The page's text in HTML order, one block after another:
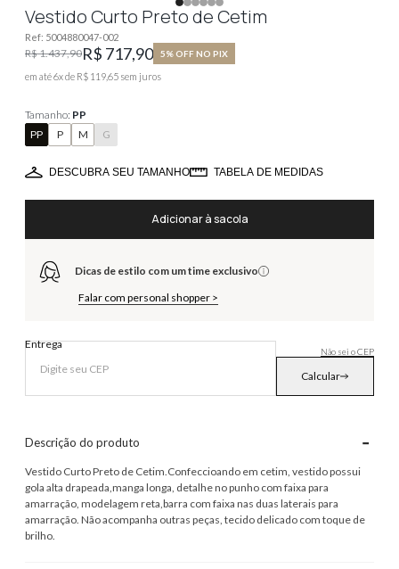
Vestido Curto Preto de Cetim
Ref: 5004880047-002
R$ 1.437,90R$ 717,90 5% OFF NO PIX
em até6x de R$ 119,65 sem juros
Tamanho: PP
PP
P M G
DESCUBRA SEU TAMANHO TABELA DE MEDIDAS
Adicionar à sacola
Dicas de estilo com um time exclusivo
Falar com personal shopper >
Entrega
Não sei o CEP
Calcular
Descrição do produto -
Vestido Curto Preto de Cetim.Confeccioando em cetim, vestido possui
gola alta drapeada,manga longa, detalhe no punho com faixa para
amarração, modelagem reta,barra com faixa nas duas laterais para
amarração. Não acompanha outras peças, tecido delicado com toque de
brilho.